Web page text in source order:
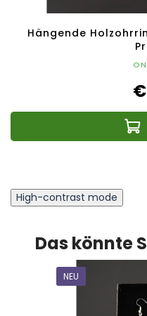
Hängende
High-contrast mode
Das könnte
NEU